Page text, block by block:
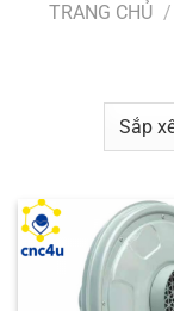
TRANG CHỦ /